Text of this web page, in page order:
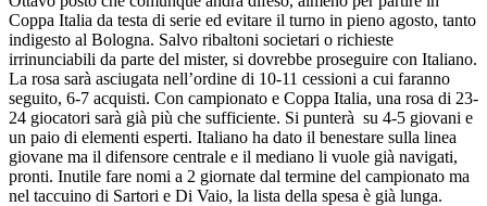
Coppa Italia da testa di serie ed evitare il turno in pieno agosto, tanto
indigesto al Bologna. Salvo ribaltoni societari o richieste
irrinunciabili da parte del mister, si dovrebbe proseguire con Italiano.
La rosa sarà asciugata nell’ordine di 10-11 cessioni a cui faranno
seguito, 6-7 acquisti. Con campionato e Coppa Italia, una rosa di 23-
24 giocatori sarà già più che sufficiente. Si punterà su 4-5 giovani e
un paio di elementi esperti. Italiano ha dato il benestare sulla linea
giovane ma il difensore centrale e il mediano li vuole già navigati,
pronti. Inutile fare nomi a 2 giornate dal termine del campionato ma
nel taccuino di Sartori e Di Vaio, la lista della spesa è già lunga.